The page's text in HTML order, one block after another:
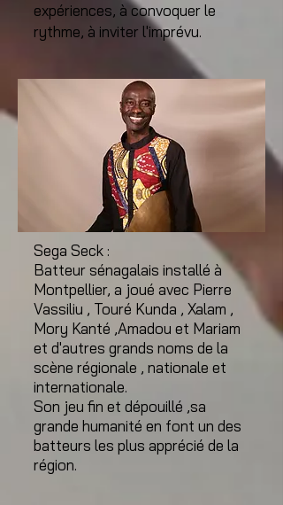
expériences, à convoquer le
rythme, à inviter l'imprévu.
Sega Seck :
Batteur sénagalais installé à
Montpellier, a joué avec Pierre
Vassiliu , Touré Kunda , Xalam ,
Mory Kanté ,Amadou et Mariam
et d'autres grands noms de la
scène régionale , nationale et
internationale.
Son jeu fin et dépouillé ,sa
grande humanité en font un des
batteurs les plus apprécié de la
région.